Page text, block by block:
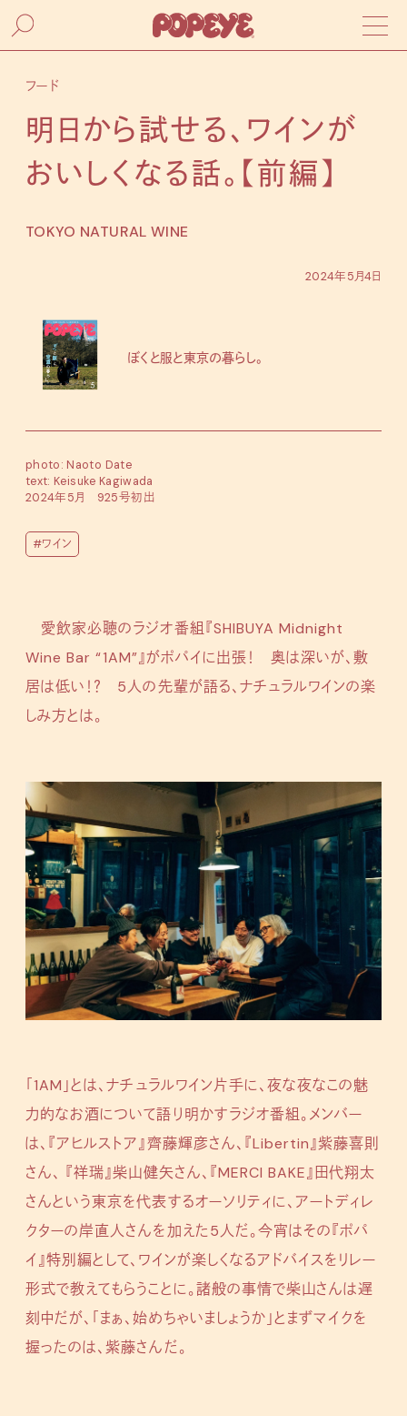
フード
明日から試せる、ワインが
おいしくなる話。【前編】
TOKYO NATURAL WINE
2024年5月4日
ぼくと服と東京の暮らし。
photo: Naoto Date
text: Keisuke Kagiwada
2024年5月 925号初出
#ワイン
愛飲家必聴のラジオ番組『SHIBUYA Midnight
Wine Bar “1AM”』がポパイに出張！ 奥は深いが、敷
居は低い！？ 5人の先輩が語る、ナチュラルワインの楽
しみ方とは。
「1AM」とは、ナチュラルワイン片手に、夜な夜なこの魅
力的なお酒について語り明かすラジオ番組。メンバー
は、『アヒルストア』齊藤輝彦さん、『Libertin』紫藤喜則
さん、 『祥瑞』柴山健矢さん、『MERCI BAKE』田代翔太
さんという東京を代表するオーソリティに、アートディレ
クターの岸直人さんを加えた5人だ。今宵はその『ポパ
イ』特別編として、ワインが楽しくなるアドバイスをリレー
形式で教えてもらうことに。諸般の事情で柴山さんは遅
刻中だが、「まぁ、始めちゃいましょうか」とまずマイクを
握ったのは、紫藤さんだ。